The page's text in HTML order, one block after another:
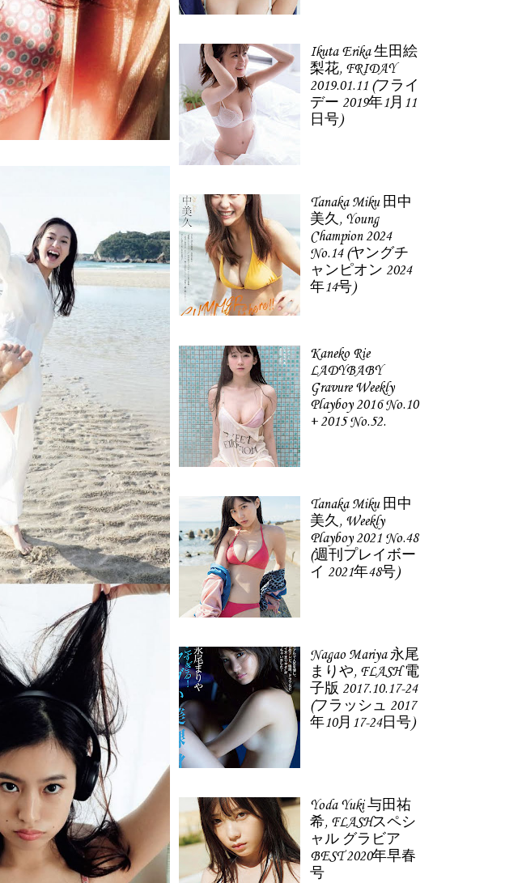
Ikuta Erika 生田絵
梨花, FRIDAY
2019.01.11 (フライ
デー 2019年1月11
日号)
Tanaka Miku 田中
美久, Young
Champion 2024
No.14 (ヤングチ
ャンピオン 2024
年14号)
Kaneko Rie
LADYBABY
Gravure Weekly
Playboy 2016 No.10
+ 2015 No.52.
Tanaka Miku 田中
美久, Weekly
Playboy 2021 No.48
(週刊プレイボー
イ 2021年48号)
Nagao Mariya 永尾
まりや, FLASH 電
子版 2017.10.17-24
(フラッシュ 2017
年10月17-24日号)
Yoda Yuki 与田祐
希, FLASHスペシ
ャル グラビア
BEST 2020年早春
号